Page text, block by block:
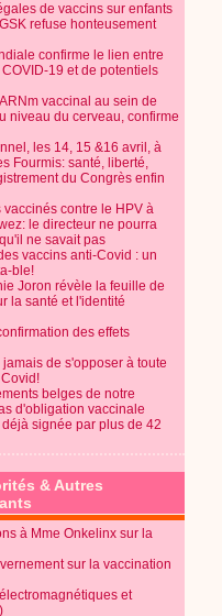
de vaccins sur enfants
refuse honteusement
confirme le lien entre
19 et de potentiels
vaccinal au sein de
niveau du cerveau, confirme
les 14, 15 &16 avril, à
Fourmis: santé, liberté,
du Congrès enfin
contre le HPV à
le directeur ne pourra
ne savait pas
vaccins anti-Covid : un
ble!
Joron révèle la feuille de
la santé et l'identité
des effets
de s'opposer à toute
belges de notre
d'obligation vaccinale
signée par plus de 42
& Autres
à Mme Onkelinx sur la
sur la vaccination
et